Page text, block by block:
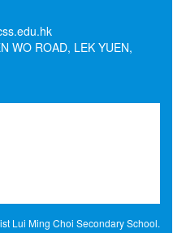
WO ROAD, LEK YUEN,
Lui Ming Choi Secondary School.